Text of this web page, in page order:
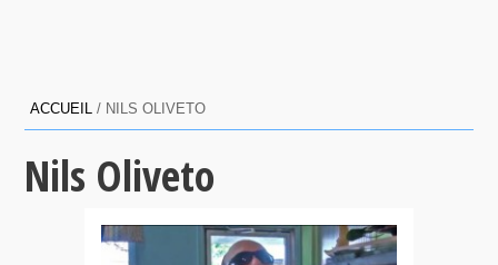
ACCUEIL / NILS OLIVETO
Nils Oliveto